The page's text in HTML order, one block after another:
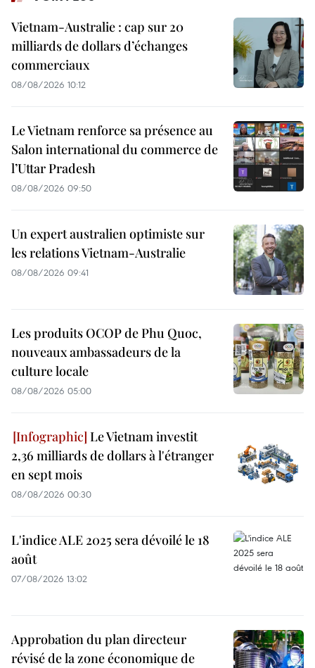
Vietnam-Australie : cap sur 20
milliards de dollars d’échanges
commerciaux
08/08/2026 10:12
Le Vietnam renforce sa présence au
Salon international du commerce de
l’Uttar Pradesh
08/08/2026 09:50
Un expert australien optimiste sur
les relations Vietnam-Australie
08/08/2026 09:41
Les produits OCOP de Phu Quoc,
nouveaux ambassadeurs de la
culture locale
08/08/2026 05:00
Le Vietnam investit
2,36 milliards de dollars à l'étranger
en sept mois
08/08/2026 00:30
L'indice ALE 2025 sera dévoilé le 18
août
07/08/2026 13:02
Approbation du plan directeur
révisé de la zone économique de